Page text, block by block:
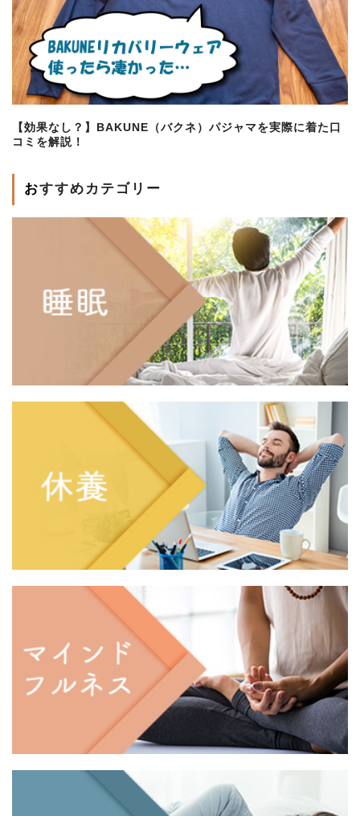
【効果なし？】BAKUNE（バクネ）パジャマを実際に着た口
コミを解説！
おすすめカテゴリー